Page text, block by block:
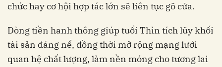
chức hay cơ hội hợp tác lớn sẽ liên tục gõ cửa.
Dòng tiền hanh thông giúp tuổi Thìn tích lũy khối
tài sản đáng nể, đồng thời mở rộng mạng lưới
quan hệ chất lượng, làm nền móng cho tương lai